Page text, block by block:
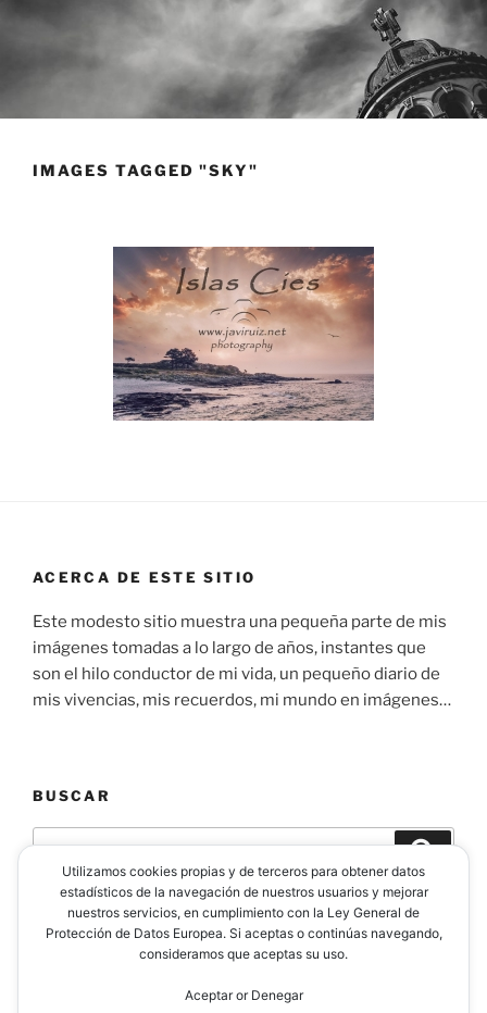
IMAGES TAGGED "SKY"
ACERCA DE ESTE SITIO
Este modesto sitio muestra una pequeña parte de mis
imágenes tomadas a lo largo de años, instantes que
son el hilo conductor de mi vida, un pequeño diario de
mis vivencias, mis recuerdos, mi mundo en imágenes…
BUSCAR
Buscar
Utilizamos cookies propias y de terceros para obtener datos
estadísticos de la navegación de nuestros usuarios y mejorar
nuestros servicios, en cumplimiento con la Ley General de
Protección de Datos Europea. Si aceptas o continúas navegando,
consideramos que aceptas su uso.
Aceptar or Denegar